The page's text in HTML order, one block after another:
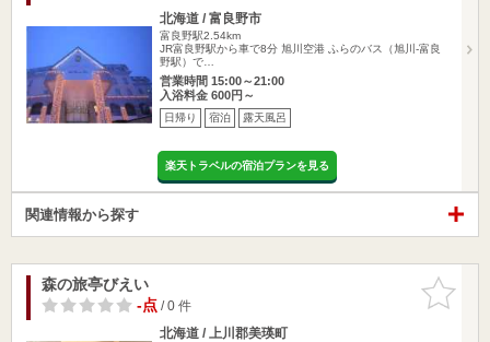
北海道 / 富良野市
富良野駅2.54km
JR富良野駅から車で8分 旭川空港 ふらのバス（旭川-富良
野駅）で…
営業時間 15:00～21:00
入浴料金 600円～
日帰り 宿泊 露天風呂
楽天トラベルの宿泊プランを見る
関連情報から探す
お気に入
りに追加
森の旅亭びえい
-点/ 0 件
北海道 / 上川郡美瑛町